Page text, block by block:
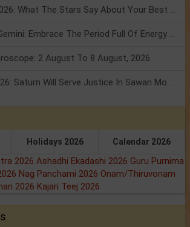
Friendship Day 2026: What The Stars Say About Your Best Friend!
Mars Transit In Gemini: Embrace The Period Full Of Energy & Intelligence
2 August To 8 August, 2026
Shanivar Vrat 2026: Saturn Will Serve Justice In Sawan Month!
Holidays 2026 Calendar 2026
2026 Ashadhi Ekadashi 2026 Guru Purnima
Nag Panchami 2026 Onam/Thiruvonam
2026 Kajari Teej 2026